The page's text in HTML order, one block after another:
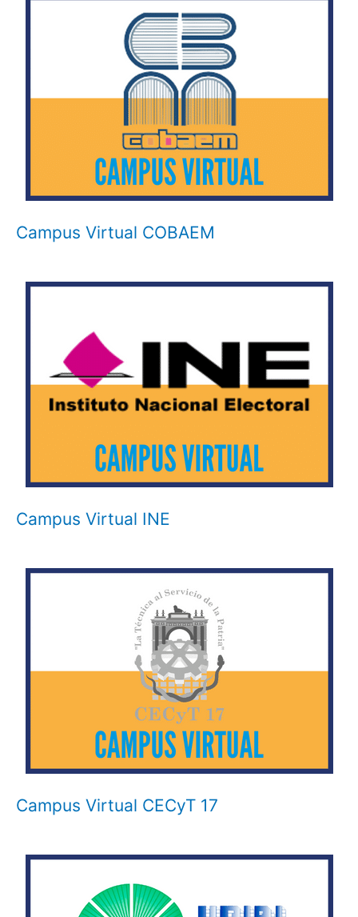
Campus Virtual COBAEM
Campus Virtual INE
Campus Virtual CECyT 17